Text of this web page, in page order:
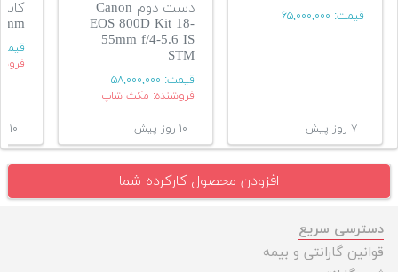
قیمت: ۶۵,۰۰۰,۰۰۰
۷ روز پیش
دست دوم Canon
EOS 800D Kit 18-
55mm f/4-5.6 IS
STM
قیمت: ۵۸,۰۰۰,۰۰۰
فروشنده: مکث شاپ
۱۰ روز پیش ۱۰ روز پیش
افزودن محصول کارکرده شما
دسترسی سریع
قوانین گارانتی و بیمه